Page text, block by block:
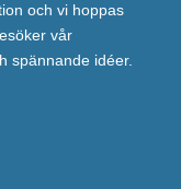
och vi hoppas
vår
spännande idéer.